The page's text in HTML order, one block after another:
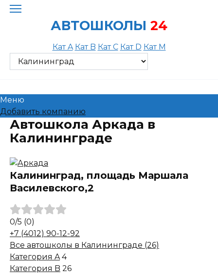
Skip
АВТОШКОЛЫ 24
Кат A Кат B Кат C Кат D Кат M
Меню
Добавить компанию
Автошкола Аркада в
Калининграде
Калининград, площадь Маршала
Василевского,2
0/5 (0)
+7 (4012) 90-12-92
Все автошколы в Калининграде (26)
Категория A 4
Категория B 26